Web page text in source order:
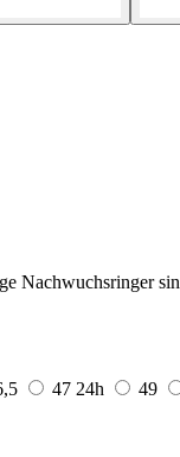
Nachwuchsringer
47 24h
49